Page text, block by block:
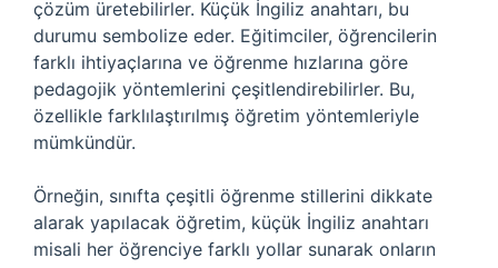
çözüm üretebilirler. Küçük İngiliz anahtarı, bu
durumu sembolize eder. Eğitimciler, öğrencilerin
farklı ihtiyaçlarına ve öğrenme hızlarına göre
pedagojik yöntemlerini çeşitlendirebilirler. Bu,
özellikle farklılaştırılmış öğretim yöntemleriyle
mümkündür.
Örneğin, sınıfta çeşitli öğrenme stillerini dikkate
alarak yapılacak öğretim, küçük İngiliz anahtarı
misali her öğrenciye farklı yollar sunarak onların